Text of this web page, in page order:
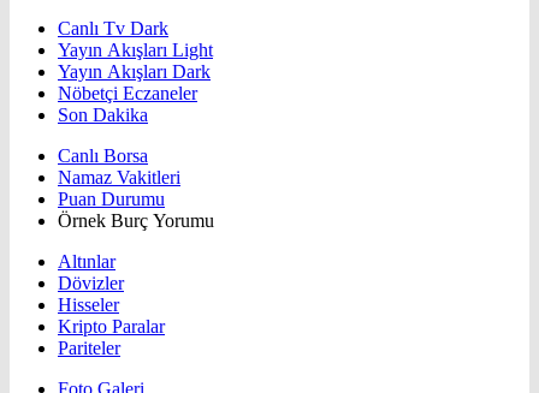
Canlı Tv Dark
Yayın Akışları Light
Yayın Akışları Dark
Nöbetçi Eczaneler
Son Dakika
Canlı Borsa
Namaz Vakitleri
Puan Durumu
Örnek Burç Yorumu
Altınlar
Dövizler
Hisseler
Kripto Paralar
Pariteler
Foto Galeri